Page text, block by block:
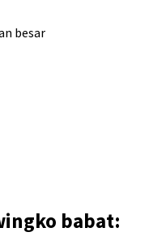
besar
babat: